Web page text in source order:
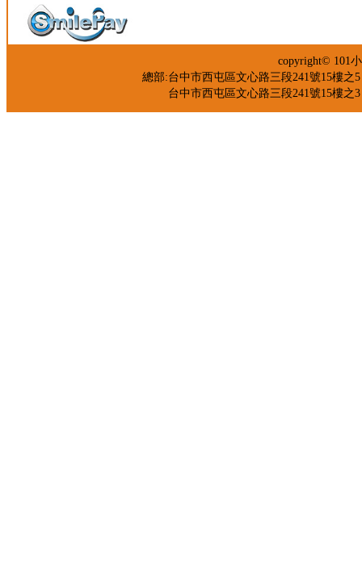
copyright©
總部:台中市西屯區文心路三段241號15樓
台中市西屯區文心路三段241號15樓